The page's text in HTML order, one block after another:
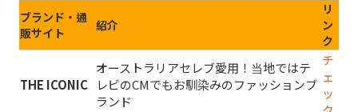
ブランド・通
販サイト
紹介
リ
ン
ク
THE ICONIC
オーストラリアセレブ愛用！当地ではテ
レビのCMでもお馴染みのファッションブ
ランド
チ
ェ
ッ